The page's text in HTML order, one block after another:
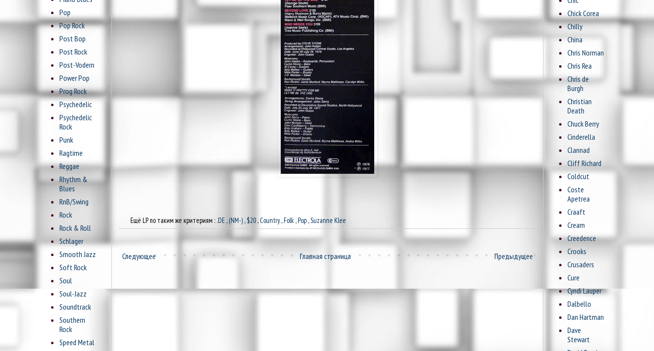
Ещё LP по таким же критериям : .DE , (NM-) , $20 ,Country,Folk ,Pop ,Suzanne Klee
Следующее Предыдущее
Главная страница
Pop
Pop Rock
Post Bop
Post Rock
Post-Vodern
Power Pop
Prog Rock
Psychedelic
Psychedelic
Rock
Punk
Ragtime
Reggae
Rhythm &
Blues
RnB/Swing
Rock
Rock & Roll
Schlager
Smooth Jazz
Soft Rock
Soul
Soul-Jazz
Soundtrack
Southern
Rock
Speed Metal
Chick Corea
Chilly
China
Chris Norman
Chris Rea
Chris de
Burgh
Christian
Death
Chuck Berry
Cinderella
Clannad
Cliff Richard
Coldcut
Coste
Apetrea
Craaft
Cream
Creedence
Crooks
Crusaders
Cure
Cyndi Lauper
Dalbello
Dan Hartman
Dave
Stewart